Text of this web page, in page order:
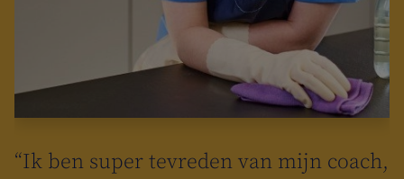
“Ik ben super tevreden van mijn coach,